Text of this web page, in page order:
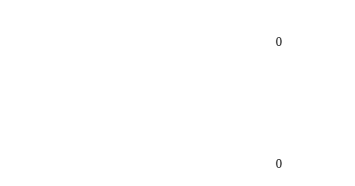
0
0